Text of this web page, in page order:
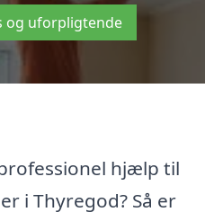
og uforpligtende
hjælp til
i Thyregod? Så er